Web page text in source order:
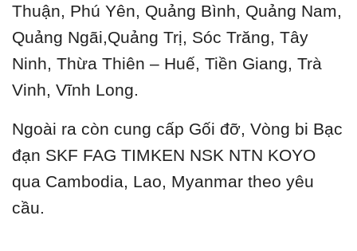
Thuận, Phú Yên, Quảng Bình, Quảng Nam,
Quảng Ngãi,Quảng Trị, Sóc Trăng, Tây
Ninh, Thừa Thiên – Huế, Tiền Giang, Trà
Vinh, Vĩnh Long.
Ngoài ra còn cung cấp Gối đỡ, Vòng bi Bạc
đạn SKF FAG TIMKEN NSK NTN KOYO
qua Cambodia, Lao, Myanmar theo yêu
cầu.